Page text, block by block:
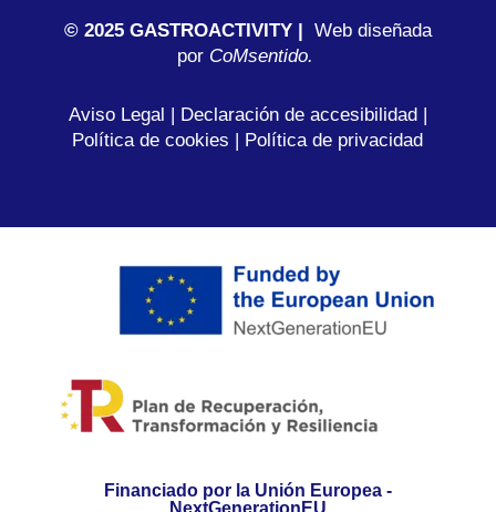
© 2025 GASTROACTIVITY | Web diseñada
porCoMsentido.
Aviso Legal | Declaración de accesibilidad|
Política de cookies | Política de privacidad
Financiado por la Unión Europea -
NextGenerationEU